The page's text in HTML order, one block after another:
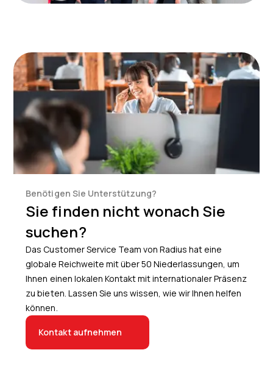
Benötigen Sie Unterstützung?
Sie finden nicht wonach Sie
suchen?
Das Customer Service Team von Radius hat eine
globale Reichweite mit über 50 Niederlassungen, um
Ihnen einen lokalen Kontakt mit internationaler Präsenz
zu bieten. Lassen Sie uns wissen, wie wir Ihnen helfen
können.
Kontakt aufnehmen